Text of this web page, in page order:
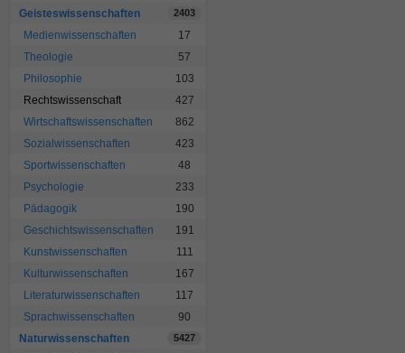
Geisteswissenschaften 2403
Medienwissenschaften
17
Theologie
57
Philosophie
103
Rechtswissenschaft
427
Wirtschaftswissenschaften
862
Sozialwissenschaften
423
Sportwissenschaften
48
Psychologie
233
Pädagogik
190
Geschichtswissenschaften
191
Kunstwissenschaften
111
Kulturwissenschaften
167
Literaturwissenschaften
117
Sprachwissenschaften
90
Naturwissenschaften
5427